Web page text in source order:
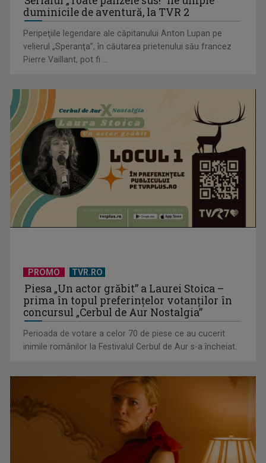
(P) Cum să montezi televizorul pe perete ca un profesionist
(P) De ce investesc tot mai mulți profesioniști în educație
(P) Sandale elegante pentru fetițe: 10 modele pentru
evenimente speciale
duminicile de aventură, la TVR 2
Peripeţiile legendare ale căpitanului Anton Lupan pe
velierul „Speranţa”, în căutarea prietenului său francez
Pierre Vaillant, pot fi ...
PROMO TVR.RO
Piesa „Un actor grăbit” a Laurei Stoica –
prima în topul preferinţelor votanţilor în
concursul „Cerbul de Aur Nostalgia”
Perioada de votare a celor 70 de piese ce au cucerit
inimile românilor la Festivalul Cerbul de Aur s-a încheiat.